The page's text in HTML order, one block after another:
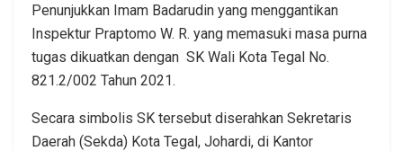
Penunjukkan Imam Badarudin yang menggantikan
Inspektur Praptomo W. R. yang memasuki masa purna
tugas dikuatkan dengan SK Wali Kota Tegal No.
821.2/002 Tahun 2021.
Secara simbolis SK tersebut diserahkan Sekretaris
Daerah (Sekda) Kota Tegal, Johardi, di Kantor